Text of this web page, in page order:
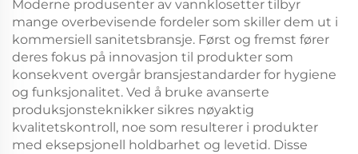
Moderne produsenter av vannklosetter tilbyr
mange overbevisende fordeler som skiller dem ut i
kommersiell sanitetsbransje. Først og fremst fører
deres fokus på innovasjon til produkter som
konsekvent overgår bransjestandarder for hygiene
og funksjonalitet. Ved å bruke avanserte
produksjonsteknikker sikres nøyaktig
kvalitetskontroll, noe som resulterer i produkter
med eksepsjonell holdbarhet og levetid. Disse